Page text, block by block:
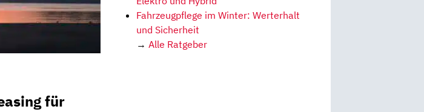
für
Fahrzeugpflege im Winter: Werterhalt
und Sicherheit
→ Alle Ratgeber